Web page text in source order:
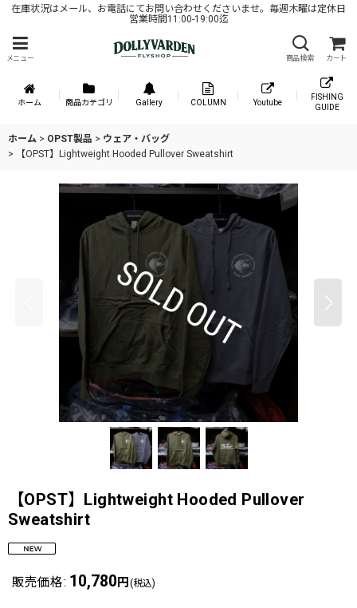
在庫状況はメール、お電話にてお問い合わせくださいませ。毎週木曜は定休日
営業時間11:00-19:00迄
メニュー 商品検索 カート
ホーム 商品カテゴリ Gallery COLUMN Youtube
FISHING
GUIDE
ホーム > OPST製品 > ウェア・バッグ
>
【OPST】Lightweight Hooded Pullover Sweatshirt
【OPST】Lightweight Hooded Pullover
Sweatshirt
販売価格: 10,780 円 (税込)